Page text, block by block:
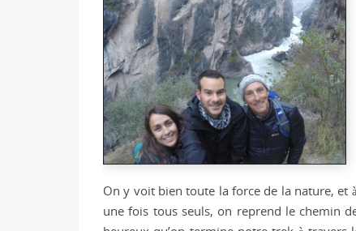
On y voit bien toute la force de la nature, et
une fois tous seuls, on reprend le chemin